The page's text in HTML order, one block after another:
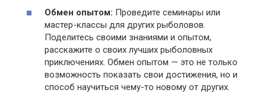
Обмен опытом: Проведите семинары или
мастер-классы для других рыболовов.
Поделитесь своими знаниями и опытом,
расскажите о своих лучших рыболовных
приключениях. Обмен опытом — это не только
возможность показать свои достижения, но и
способ научиться чему-то новому от других.